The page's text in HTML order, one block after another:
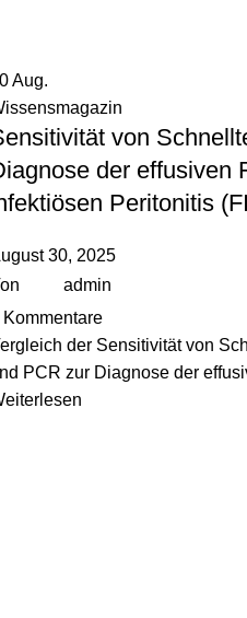
Aug.
von
der effusiven
Peritonitis
30, 2025
admin
Kommentare
der Sensitivität von
PCR zur Diagnose der